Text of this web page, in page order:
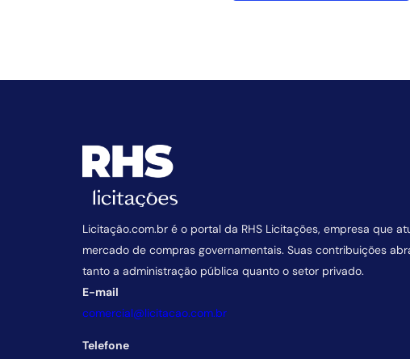
Licitação.com.br é o portal da RHS Licitações, empresa que
mercado de compras governamentais. Suas contribuições
tanto a administração pública quanto o setor privado.
E-mail
comercial@licitacao.com.br
Telefone